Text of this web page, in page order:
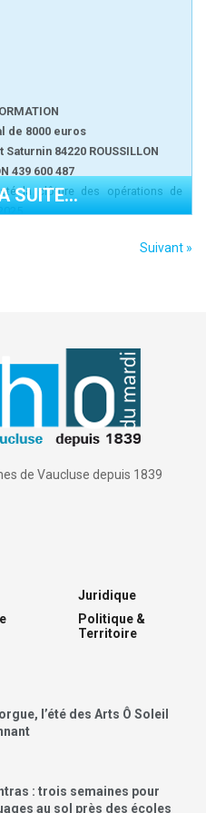
de 8000 euros
84220 ROUSSILLON
439 600 487
la clôture des opérations de
SUITE...
Suivant »
de Vaucluse depuis 1839
Juridique
Politique &
Territoire
l’été des Arts Ô Soleil
: trois semaines pour
au sol près des écoles